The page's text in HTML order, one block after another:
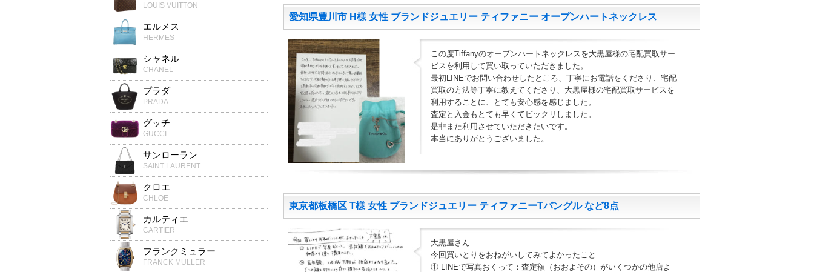
愛知県豊川市 H様 女性 ブランドジュエリー ティファニー オープンハートネックレス
この度Tiffanyのオープンハートネックレスを大黒屋様の宅配買取サー
ビスを利用して買い取っていただきました。
最初LINEでお問い合わせしたところ、丁寧にお電話をくださり、宅配
買取の方法等丁寧に教えてくださり、大黒屋様の宅配買取サービスを
利用することに、とても安心感を感じました。
査定と入金もとても早くてビックリしました。
是非また利用させていただきたいです。
本当にありがとうございました。
東京都板橋区 T様 女性 ブランドジュエリー ティファニーTバングル など8点
大黒屋さん
今回買いとりをおねがいしてみてよかったこと
① LINEで写真おくって：査定額（おおよその）がいくつかの他店よ
LOUIS VUITTON
エルメス
HERMES
シャネル
CHANEL
プラダ
PRADA
グッチ
GUCCI
サンローラン
SAINT LAURENT
クロエ
CHLOE
カルティエ
CARTIER
フランクミュラー
FRANCK MULLER